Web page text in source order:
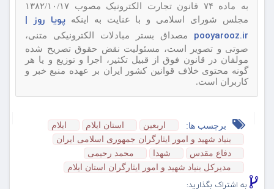
به ماده ۷۴ قانون تجارت الکترونیک مصوب ۱۳۸۲/۱۰/۱۷
مجلس شورای اسلامی و با عنایت به اینکهپویا روز |
pooyarooz.ir مصداق بستر مبادلات الکترونیکی متنی،
صوتی و تصویر است، مسئولیت نقض حقوق تصریح شده
مولفان در قانون فوق از قبیل تکثیر، اجرا و توزیع و یا هر
گونه محتوی خلاف قوانین کشور ایران بر عهده منبع خبر و
کاربران است.
برچسب ها: اربعین استان ایلام
ایلام
بنیاد شهید و امور ایثارگران جمهوری اسلامی ایران
دفاع مقدس
شهدا
محمد رحیمی
مدیرکل بنیاد شهید و امور ایثارگران استان ایلام
به اشتراک بگذارید: